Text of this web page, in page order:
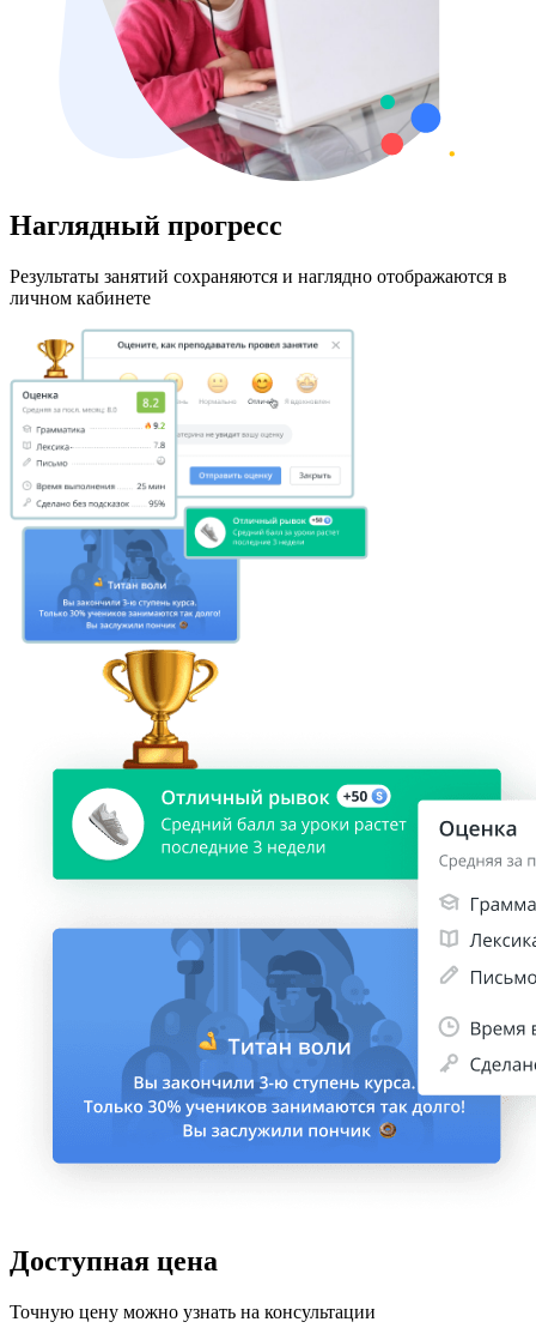
Наглядный прогресс
Результаты занятий сохраняются и наглядно отображаются в
личном кабинете
Доступная цена
Точную цену можно узнать на консультации